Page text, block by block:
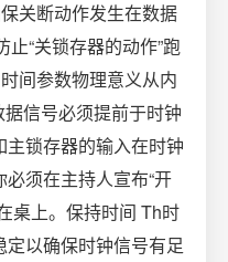
关断动作发生在数据
“关锁存器的动作”跑
间参数物理意义从内
信号必须提前于时钟
锁存器的输入在时钟
须在主持人宣布“开
桌上。保持时间 Th时
以确保时钟信号有足